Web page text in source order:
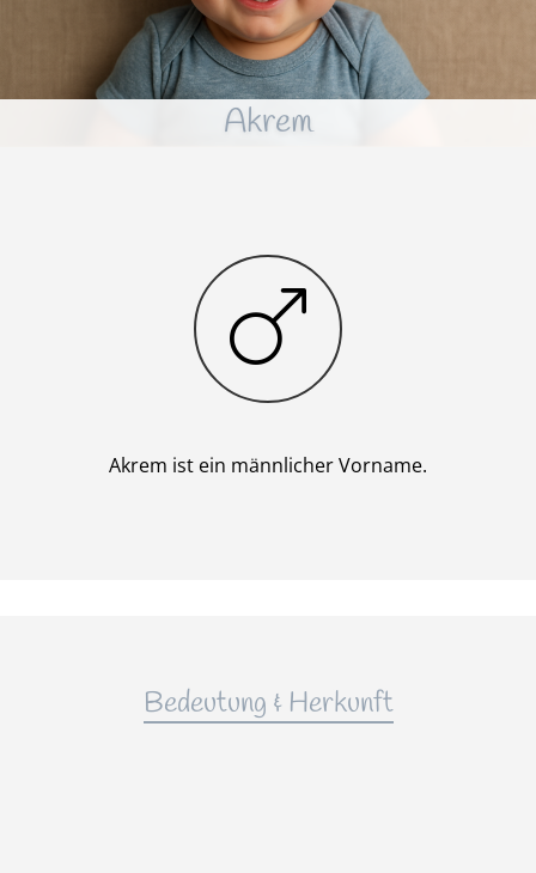
Akrem
Junge
Akrem ist ein männlicher Vorname.
Bedeutung & Herkunft